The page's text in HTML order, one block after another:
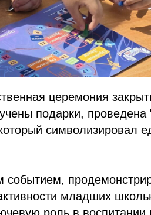
церемония
подарки, проведена
символизировал
событием,
младших